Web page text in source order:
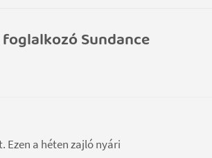
Sundance
a héten zajló nyári